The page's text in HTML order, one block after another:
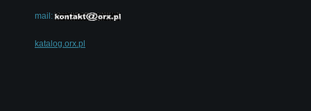
mail:
katalog.orx.pl